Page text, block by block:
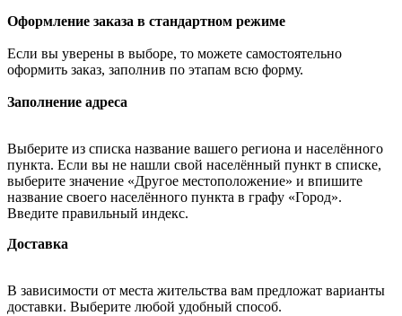
Оформление заказа в стандартном режиме
Если вы уверены в выборе, то можете самостоятельно
оформить заказ, заполнив по этапам всю форму.
Заполнение адреса
Выберите из списка название вашего региона и населённого
пункта. Если вы не нашли свой населённый пункт в списке,
выберите значение «Другое местоположение» и впишите
название своего населённого пункта в графу «Город».
Введите правильный индекс.
Доставка
В зависимости от места жительства вам предложат варианты
доставки. Выберите любой удобный способ.